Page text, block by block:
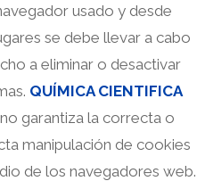
usado y desde
se debe llevar a cabo
a eliminar o desactivar
QUÍMICA CIENTIFICA
no garantiza la correcta o
manipulación de cookies
de los navegadores web.